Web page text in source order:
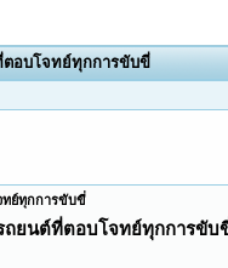
ตอบโจทย์ทุกการขับขี่
ทย์ทุกการขับขี่
ถยนต์ที่ตอบโจทย์ทุกการขับ